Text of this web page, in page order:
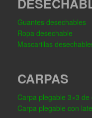
Guantes desechables
Ropa desechable
Mascarillas
CARPAS
Carpa plegable 3×3 de
Carpa plegable con